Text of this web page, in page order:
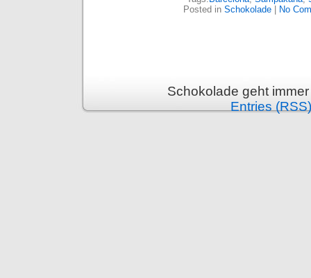
Posted in Schokolade No
Schokolade geht
Entries (RSS)